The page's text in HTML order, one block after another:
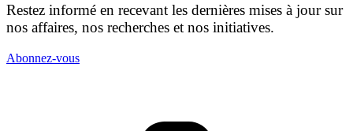
Restez informé en recevant les dernières mises à jour sur
nos affaires, nos recherches et nos initiatives.
Abonnez-vous